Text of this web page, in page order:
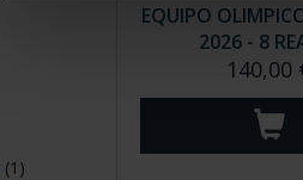
(1)
EQUIPO
2026 - 8
140,00